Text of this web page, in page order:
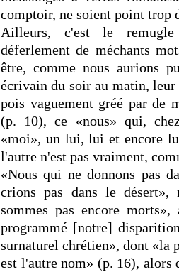
comptoir, ne soient point trop
Ailleurs, c'est le remugle
déferlement de méchants
être, comme nous aurions
écrivain du soir au matin,
pois vaguement gréé par de
(p. 10), ce «nous» qui,
«moi», un lui, lui et encore
l'autre n'est pas vraiment,
«Nous qui ne donnons pas
crions pas dans le
sommes pas encore
programmé [notre]
surnaturel chrétien», dont
est l'autre nom» (p. 16), alors